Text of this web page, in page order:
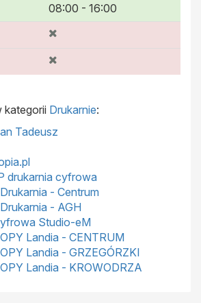
08:00 - 16:00
kategorii Drukarnie:
Tadeusz
drukarnia cyfrowa
- Centrum
- AGH
Studio-eM
Landia - CENTRUM
Landia - GRZEGÓRZKI
Landia - KROWODRZA